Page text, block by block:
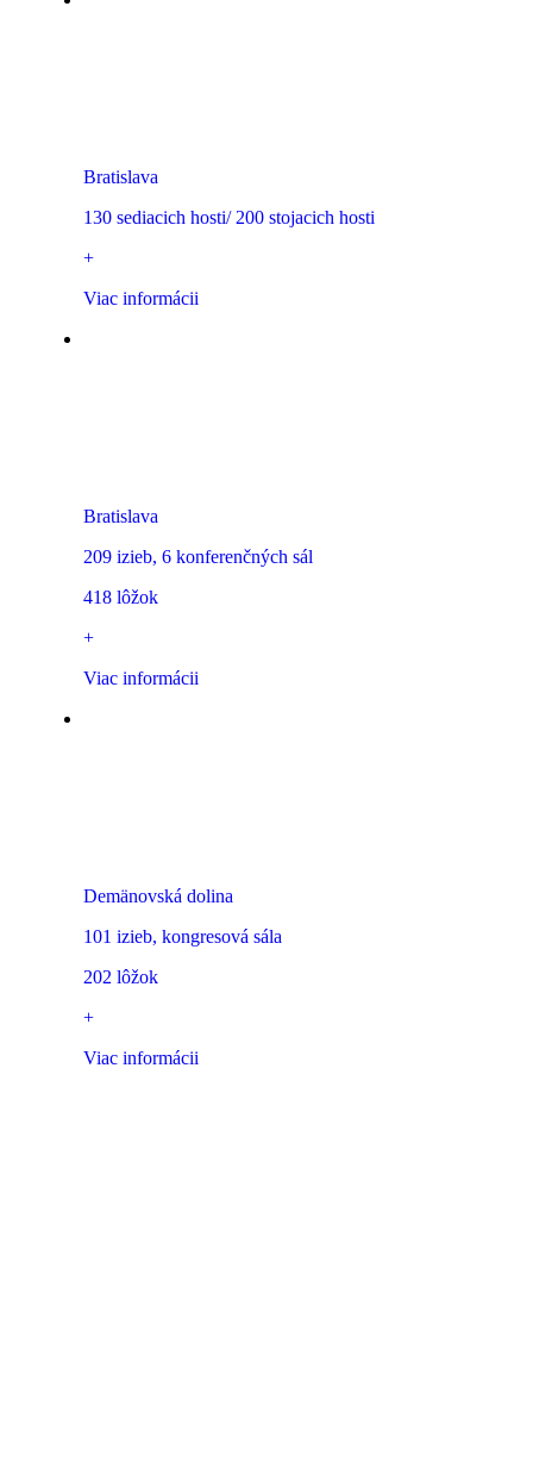
Bratislava
130 sediacich hosti/ 200 stojacich hosti
+
Viac informácii
Bratislava
209 izieb, 6 konferenčných sál
418 lôžok
+
Viac informácii
Demänovská dolina
101 izieb, kongresová sála
202 lôžok
+
Viac informácii